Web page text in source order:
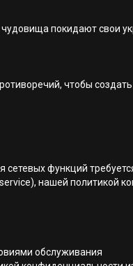
покидают свои
чтобы
функций
нашей политикой
обслуживания